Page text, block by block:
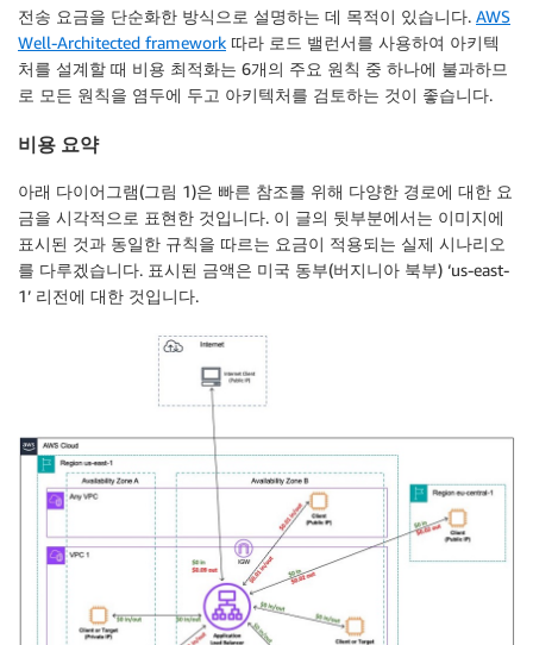
전송 요금을 단순화한 방식으로 설명하는 데 목적이 있습니다. AWS
Well-Architected framework 따라 로드 밸런서를 사용하여 아키텍
처를 설계할 때 비용 최적화는 6개의 주요 원칙 중 하나에 불과하므
로 모든 원칙을 염두에 두고 아키텍처를 검토하는 것이 좋습니다.
비용 요약
아래 다이어그램(그림 1)은 빠른 참조를 위해 다양한 경로에 대한 요
금을 시각적으로 표현한 것입니다. 이 글의 뒷부분에서는 이미지에
표시된 것과 동일한 규칙을 따르는 요금이 적용되는 실제 시나리오
를 다루겠습니다. 표시된 금액은 미국 동부(버지니아 북부) ‘us-east-
1’ 리전에 대한 것입니다.